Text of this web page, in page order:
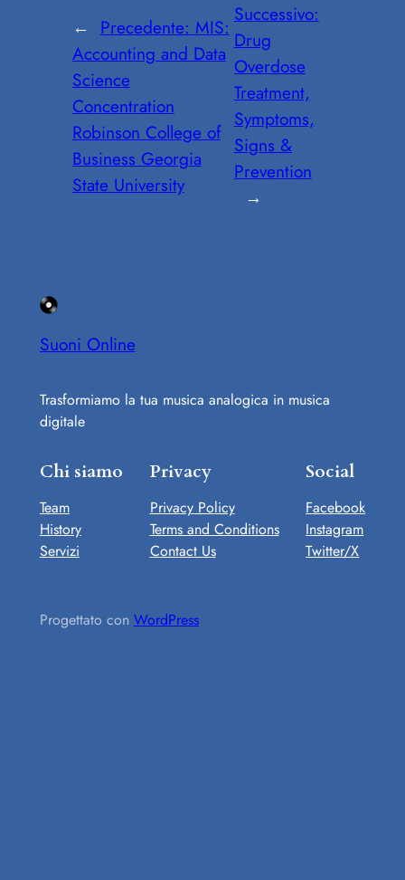
← Precedente: MIS:
Accounting and Data
Science
Concentration
Robinson College of
Business Georgia
State University
Successivo:
Drug
Overdose
Treatment,
Symptoms,
Signs &
Prevention
→
Suoni Online
Trasformiamo la tua musica analogica in musica
digitale
Chi siamo
Team
History
Servizi
Privacy
Privacy Policy
Terms and Conditions
Contact Us
Social
Facebook
Instagram
Twitter/X
Progettato con WordPress